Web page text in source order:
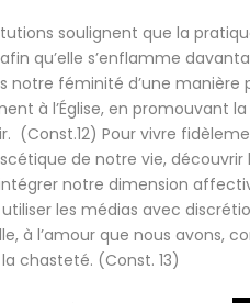
soulignent que la
qu’elle s’enflamme
notre féminité d’une
à l’Église, en promouvant
(Const.12) Pour vivre
de notre vie, découvrir
notre dimension
les médias avec
à l’amour que nous avons,
chasteté. (Const. 13)